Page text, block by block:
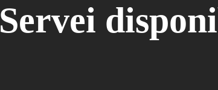
Servei